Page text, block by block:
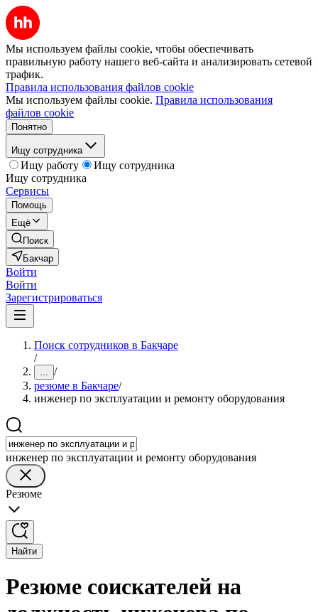
Мы используем файлы cookie, чтобы обеспечивать
правильную работу нашего веб-сайта и анализировать сетевой
трафик.
Правила использования файлов cookie
Мы используем файлы cookie. Правила использования
файлов cookie
Понятно
Ищу сотрудника
Ищу работу
Ищу сотрудника
Ищу сотрудника
Сервисы
Помощь
Ещё
Поиск
Бакчар
Войти
Войти
Зарегистрироваться
Поиск сотрудников в Бакчаре
/
... /
резюме в Бакчаре/
инженер по эксплуатации и ремонту оборудования
инженер по эксплуатации и ремонту оборудования
Резюме
Найти
Резюме соискателей на